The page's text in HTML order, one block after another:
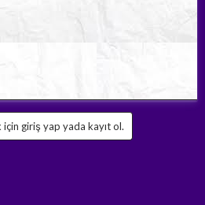
giriş yap yada kayıt ol.